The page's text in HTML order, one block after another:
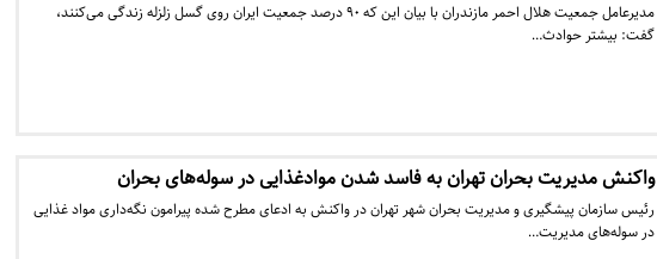
مدیرعامل جمعیت هلال احمر مازندران با بیان این که ۹۰ درصد جمعیت ایران روی گسل زلزله زندگی می‌کنند،
گفت: بیشتر حوادث…
واکنش مدیریت بحران تهران به فاسد شدن موادغذایی در سوله‌های بحران
رئیس سازمان پیشگیری و مدیریت بحران شهر تهران در واکنش به ادعای مطرح شده پیرامون نگه‌داری مواد غذایی
در سوله‌های مدیریت…